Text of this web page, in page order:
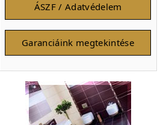
ÁSZF / Adatvédelem
Garanciáink megtekintése